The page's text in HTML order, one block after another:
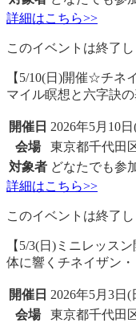
詳細はこちら>>
このイベントは終了
【5/10(日)開催☆チネ
マイル瞑想と六字訣
開催日 2026年5月10
会場
東京都千代田
対象者 どなたでも参
詳細はこちら>>
このイベントは終了
【5/3(日)ミニレッス
体に響くチネイザン
開催日 2026年5月3日(
会場
東京都千代田